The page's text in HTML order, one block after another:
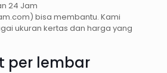
24 Jam
bisa membantu. Kami
ukuran kertas dan harga yang
per lembar